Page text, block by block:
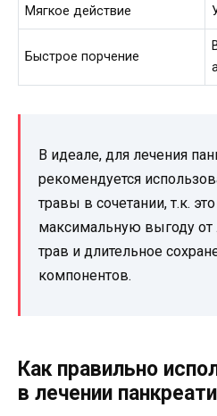
Мягкое действие
Быстрое порчение
В идеале, для лечения
рекомендуется
травы в сочетании, т.к.
максимальную выгоду от
трав и длительное
компонентов.
Как правильно
в лечении